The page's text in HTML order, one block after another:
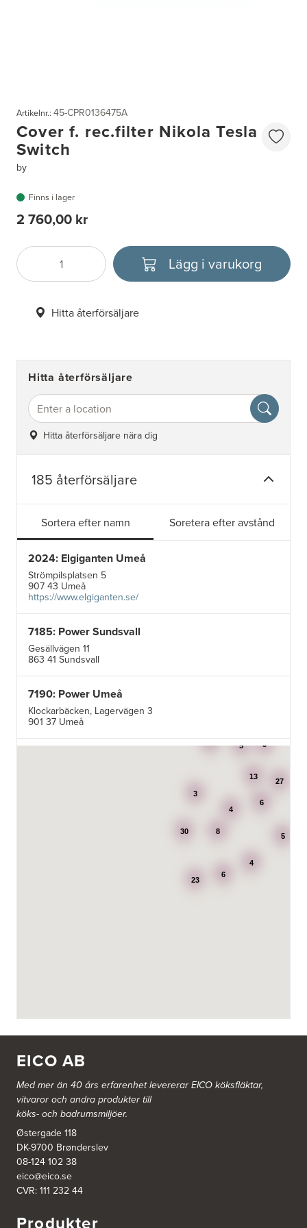
Artikelnr.: 45-CPR0136475A
Cover f. rec.filter Nikola Tesla
Switch
by
Finns i lager
2 760,00 kr
Antal
Välj enhet Lägg i varukorg
Hitta återförsäljare
Hitta återförsäljare
Hitta återförsäljare nära dig
185 återförsäljare
Sortera efter namn Soretera efter avstånd
2024: Elgiganten Umeå
Strömpilsplatsen 5
907 43 Umeå
https://www.elgiganten.se/
7185: Power Sundsvall
Gesällvägen 11
863 41 Sundsvall
7190: Power Umeå
Klockarbäcken, Lagervägen 3
901 37 Umeå
AB Karl Hedin Bygghandel - Edsbyn
431 53 Mölndal
Tel.:31864380
Ballingslöv Arninge
Hantverkarvägen 14
187 66 Täby
Tel.:0046-86300150
http://www.ballingslov.se
Ballingslöv Borås
Tel.:0046-333232502
23
30
27
8
4
6
6
13
3
4
5
3
5
EICO AB
Med mer än 40 års erfarenhet levererar EICO köksfläktar,
vitvaror och andra produkter till
köks- och badrumsmiljöer.
Østergade 118
DK-9700 Brønderslev
08-124 102 38
eico@eico.se
CVR: 111 232 44
Produkter